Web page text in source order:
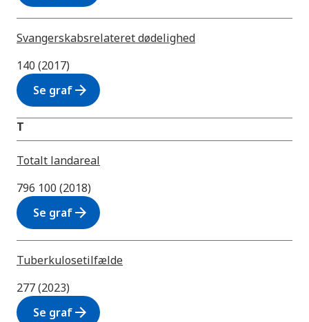
Svangerskabsrelateret dødelighed
140 (2017)
Se grafarrow_forward
T
Totalt landareal
796 100 (2018)
Se grafarrow_forward
Tuberkulosetilfælde
277 (2023)
Se grafarrow_forward